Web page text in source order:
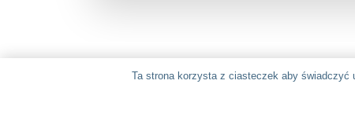
Ta strona korzysta z ciasteczek aby świadczyć